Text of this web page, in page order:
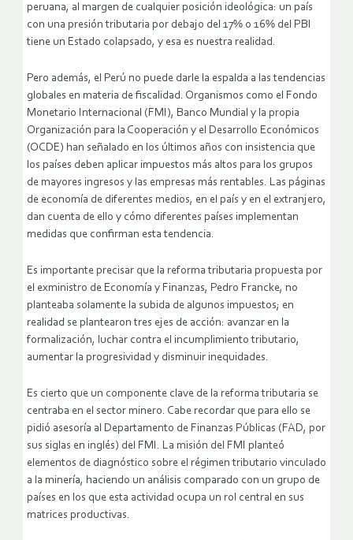
peruana, al margen de cualquier posición ideológica: un país
con una presión tributaria por debajo del 17% o 16% del PBI
tiene un Estado colapsado, y esa es nuestra realidad.
Pero además, el Perú no puede darle la espalda a las tendencias
globales en materia de fiscalidad. Organismos como el Fondo
Monetario Internacional (FMI), Banco Mundial y la propia
Organización para la Cooperación y el Desarrollo Económicos
(OCDE) han señalado en los últimos años con insistencia que
los países deben aplicar impuestos más altos para los grupos
de mayores ingresos y las empresas más rentables. Las páginas
de economía de diferentes medios, en el país y en el extranjero,
dan cuenta de ello y cómo diferentes países implementan
medidas que confirman esta tendencia.
Es importante precisar que la reforma tributaria propuesta por
el exministro de Economía y Finanzas, Pedro Francke, no
planteaba solamente la subida de algunos impuestos; en
realidad se plantearon tres ejes de acción: avanzar en la
formalización, luchar contra el incumplimiento tributario,
aumentar la progresividad y disminuir inequidades.
Es cierto que un componente clave de la reforma tributaria se
centraba en el sector minero. Cabe recordar que para ello se
pidió asesoría al Departamento de Finanzas Públicas (FAD, por
sus siglas en inglés) del FMI. La misión del FMI planteó
elementos de diagnóstico sobre el régimen tributario vinculado
a la minería, haciendo un análisis comparado con un grupo de
países en los que esta actividad ocupa un rol central en sus
matrices productivas.